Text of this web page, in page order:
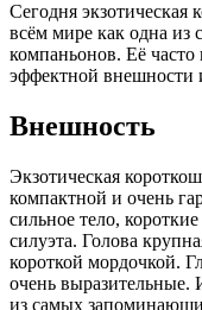
Сегодня экзотическая
всём мире как одна
компаньонов. Её
эффектной внешности
Внешность
Экзотическая
компактной и очень
сильное тело,
силуэта. Голова
короткой мордочкой.
очень выразительные.
из самых